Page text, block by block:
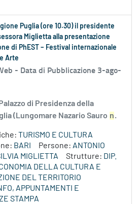
Puglia (ore 10.30) il presidente
Miglietta alla presentazione
di PhEST – Festival internazionale
Arte
- Data di Pubblicazione 3-ago-
di Presidenza della
(Lungomare Nazario Sauro n.
TURISMO E CULTURA
BARI Persone: ANTONIO
MIGLIETTA Strutture: DIP.
DELLA CULTURA E
DEL TERRITORIO
APPUNTAMENTI E
STAMPA